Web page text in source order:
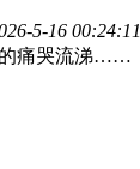
5-16 00:24:11
痛哭流涕……